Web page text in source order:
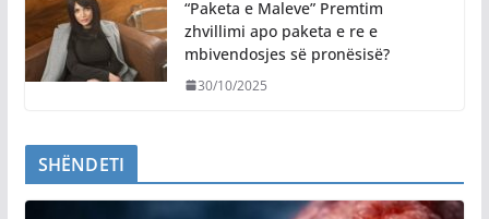
“Paketa e Maleve” Premtim
zhvillimi apo paketa e re e
mbivendosjes së pronësisë?
30/10/2025
SHËNDETI